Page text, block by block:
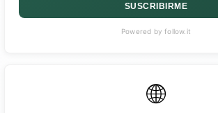
SUSCRIBIRME
Powered by follow.it
🌐